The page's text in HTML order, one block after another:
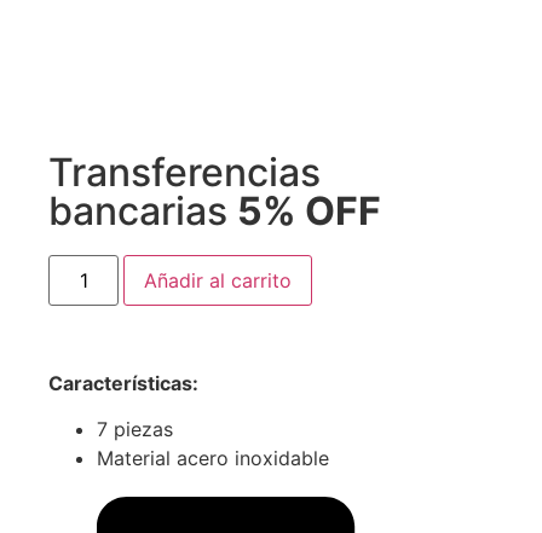
Transferencias
bancarias 5% OFF
Añadir al carrito
Características:
7 piezas
Material acero inoxidable